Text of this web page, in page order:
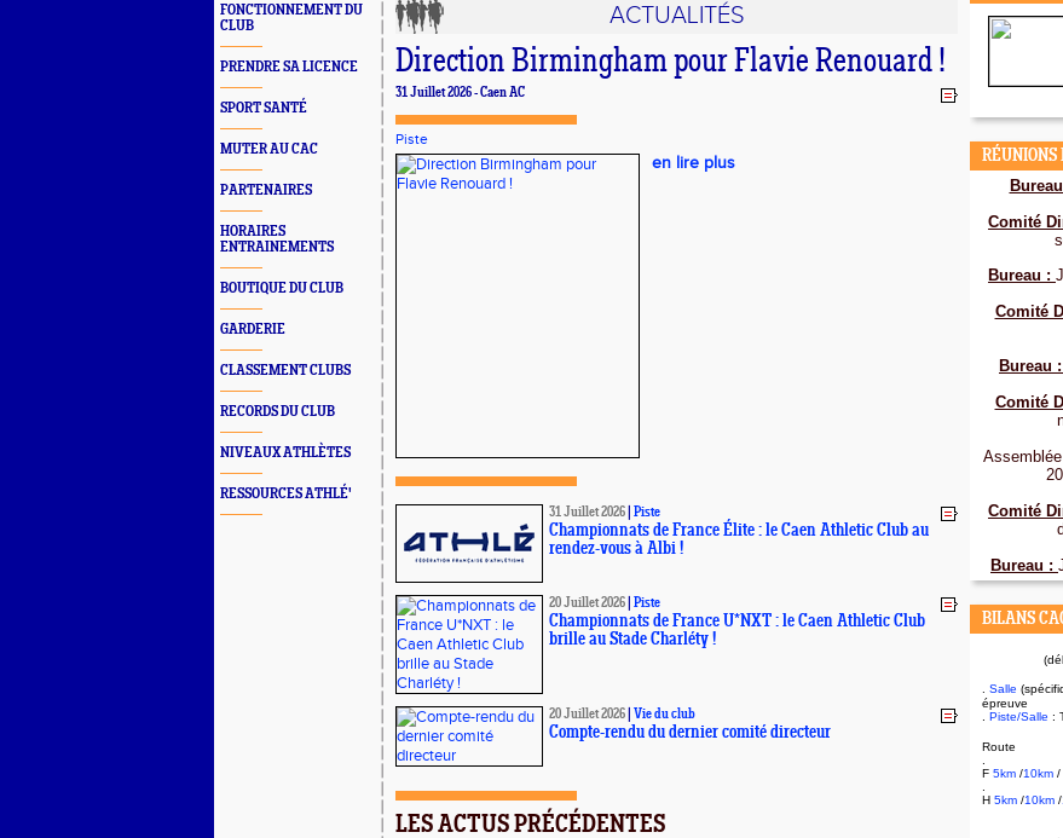
FONCTIONNEMENT DU
CLUB
PRENDRE SA LICENCE
SPORT SANTÉ
MUTER AU CAC
PARTENAIRES
HORAIRES
ENTRAINEMENTS
BOUTIQUE DU CLUB
GARDERIE
CLASSEMENT CLUBS
RECORDS DU CLUB
NIVEAUX ATHLÈTES
RESSOURCES ATHLÉ'
ACTUALITÉS
Direction Birmingham pour Flavie Renouard !
31 Juillet 2026 - Caen AC
Piste
en lire plus
31 Juillet 2026 Piste
Championnats de France Élite : le Caen Athletic Club au
rendez-vous à Albi !
20 Juillet 2026 Piste
Championnats de France U*NXT : le Caen Athletic Club
brille au Stade Charléty !
20 Juillet 2026 Vie du club
Compte-rendu du dernier comité directeur
LES ACTUS PRÉCÉDENTES
RÉUNIONS
Comité
Bureau :
Comité
Bureau :
Comité
Comité
Bureau :
BILANS
. Salle
épreuve
Piste/Salle :
Route
F 5km /10km /
H 5km /10km /